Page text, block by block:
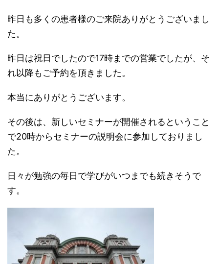
昨日も多くの患者様のご来院ありがとうございまし
た。
昨日は祝日でしたので17時までの営業でしたが、そ
れ以降もご予約を頂きました。
本当にありがとうございます。
その後は、新しいセミナーが開催されるということ
で20時からセミナーの説明会に参加しておりまし
た。
日々が勉強の毎日で学びがいつまでも続きそうで
す。